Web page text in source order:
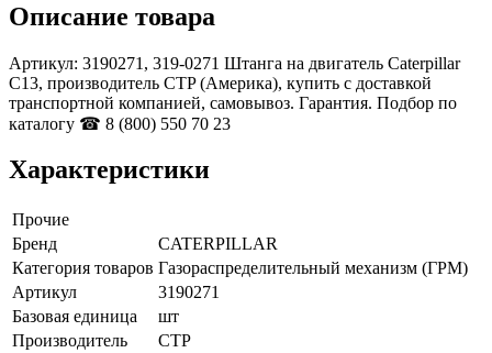
Описание товара
Артикул: 3190271, 319-0271 Штанга на двигатель Caterpillar
C13, производитель CTP (Америка), купить с доставкой
транспортной компанией, самовывоз. Гарантия. Подбор по
каталогу ☎ 8 (800) 550 70 23
Характеристики
Прочие
Бренд
CATERPILLAR
Категория товаров Газораспределительный механизм (ГРМ)
Артикул
3190271
Базовая единица
шт
Производитель
CTP